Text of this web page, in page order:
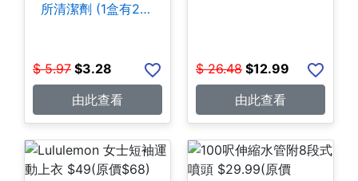
所清潔劑 (1盒有2
$ 5.97 $3.28
由此查看
$ 26.48 $12.99
由此查看